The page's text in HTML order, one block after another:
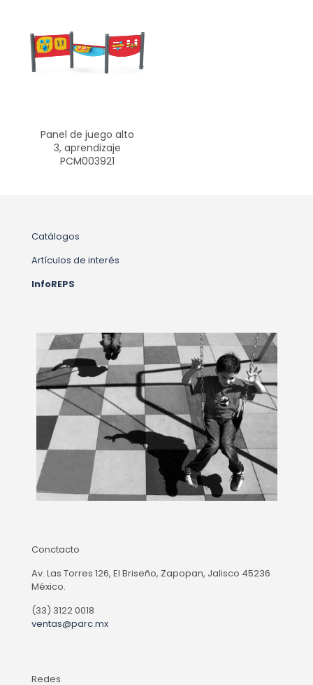
Panel de juego alto
3, aprendizaje
PCM003921
Catálogos
Artículos de interés
InfoREPS
Conctacto
Av. Las Torres 126, El Briseño, Zapopan, Jalisco 45236
México.
(33) 3122 0018
ventas@parc.mx
Redes